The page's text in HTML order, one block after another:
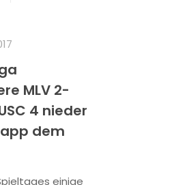
MLV 2-
4 nieder
dem
einige